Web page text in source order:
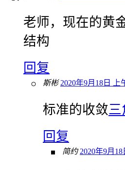
老师，现在的黄
结构
回复
斯彬 2020年9月18日 上
标准的收敛三
回复
简约 2020年9月